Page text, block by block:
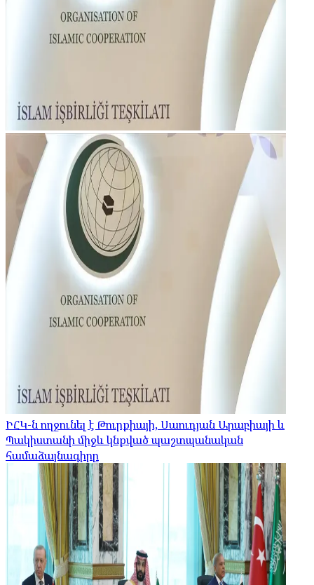
ԻՀԿ-ն ողջունել է Թուրքիայի, Սաուդյան Արաբիայի և
Պակիստանի միջև կնքված պաշտպանական
համաձայնագիրը